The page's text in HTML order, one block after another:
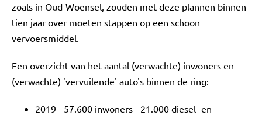
zoals in Oud-Woensel, zouden met deze plannen binnen
tien jaar over moeten stappen op een schoon
vervoersmiddel.
Een overzicht van het aantal (verwachte) inwoners en
(verwachte) 'vervuilende' auto's binnen de ring:
2019 - 57.600 inwoners - 21.000 diesel- en